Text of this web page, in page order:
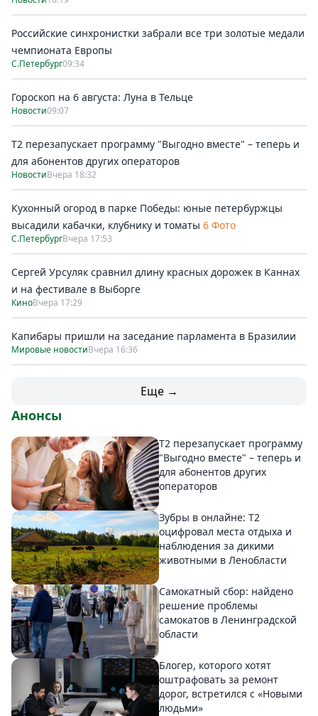
Российские синхронистки забрали все три золотые медали
чемпионата Европы
С.Петербург09:34
Гороскоп на 6 августа: Луна в Тельце
Новости09:07
Т2 перезапускает программу "Выгодно вместе" – теперь и
для абонентов других операторов
НовостиВчера 18:32
Кухонный огород в парке Победы: юные петербуржцы
высадили кабачки, клубнику и томаты 6 Фото
С.ПетербургВчера 17:53
Сергей Урсуляк сравнил длину красных дорожек в Каннах
и на фестивале в Выборге
КиноВчера 17:29
Капибары пришли на заседание парламента в Бразилии
Мировые новостиВчера 16:36
Еще →
Анонсы
Т2 перезапускает программу
"Выгодно вместе" – теперь и
для абонентов других
операторов
Зубры в онлайне: Т2
оцифровал места отдыха и
наблюдения за дикими
животными в Ленобласти
Самокатный сбор: найдено
решение проблемы
самокатов в Ленинградской
области
Блогер, которого хотят
оштрафовать за ремонт
дорог, встретился с «Новыми
людьми»